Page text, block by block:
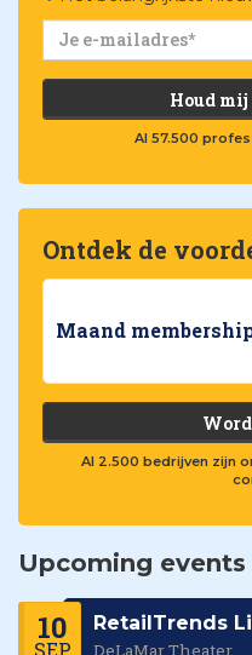
Houd mij
Al 57.500
Ontdek de
Maand
Al 2.500 bedrijven zijn
Upcoming events
10
SEP
RetailTrends
DeLaMar Theater